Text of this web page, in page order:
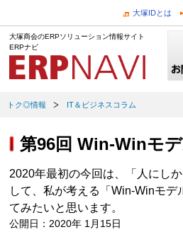
大塚IDとは
大塚商会のERPソリューション情報サイト
ERPナビ
トク◎情報 IT＆ビジネスコラム
第96回 Win‐Winモ
2020年最初の今回は、「人にし
して、私が考える「Win‐Winモデ
てみたいと思います。
公開日：2020年 1月15日